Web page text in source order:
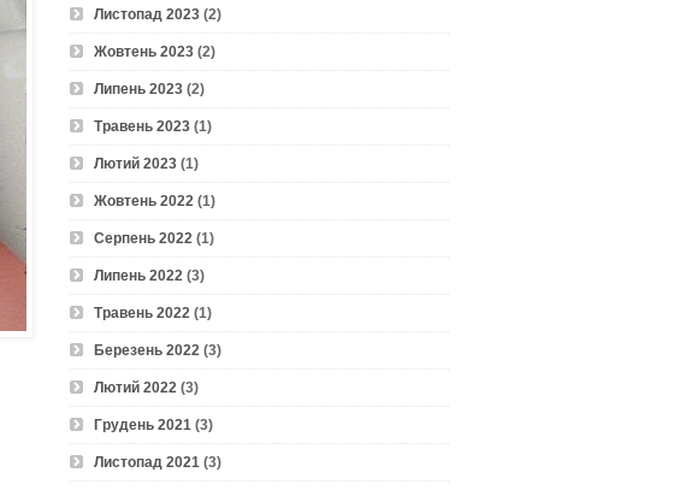
Листопад 2023 (2)
Жовтень 2023 (2)
Липень 2023 (2)
Травень 2023 (1)
Лютий 2023 (1)
Жовтень 2022 (1)
Серпень 2022 (1)
Липень 2022 (3)
Травень 2022 (1)
Березень 2022 (3)
Лютий 2022 (3)
Грудень 2021 (3)
Листопад 2021 (3)